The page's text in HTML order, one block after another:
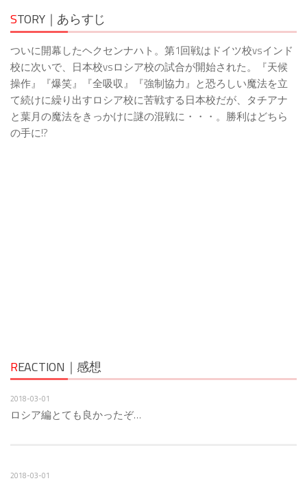
STORY｜あらすじ
ついに開幕したヘクセンナハト。第1回戦はドイツ校vsインド
校に次いで、日本校vsロシア校の試合が開始された。『天候
操作』『爆笑』『全吸収』『強制協力』と恐ろしい魔法を立
て続けに繰り出すロシア校に苦戦する日本校だが、タチアナ
と葉月の魔法をきっかけに謎の混戦に・・・。勝利はどちら
の手に!?
REACTION｜感想
2018-03-01
ロシア編とても良かったぞ…
2018-03-01